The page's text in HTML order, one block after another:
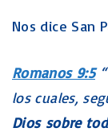
Nos dice San
Romanos 9:5
los cuales,
Dios sobre